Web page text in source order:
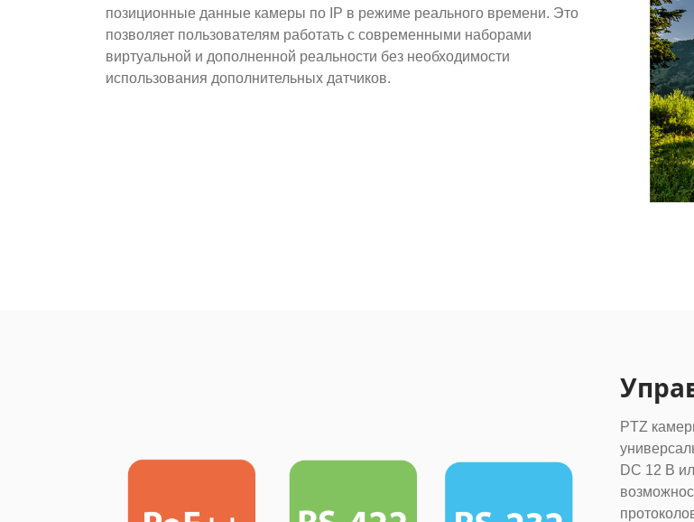
позиционные данные камеры по IP в режиме реального времени. Это
позволяет пользователям работать с современными наборами
виртуальной и дополненной реальности без необходимости
использования дополнительных датчиков.
PTZ
DC 12 В